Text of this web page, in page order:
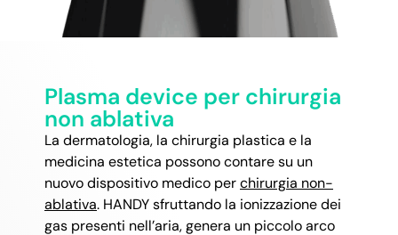
Plasma device per chirurgia
non ablativa
La dermatologia, la chirurgia plastica e la
medicina estetica possono contare su un
nuovo dispositivo medico perchirurgia non-
ablativa. HANDY sfruttando la ionizzazione dei
gas presenti nell’aria, genera un piccolo arco